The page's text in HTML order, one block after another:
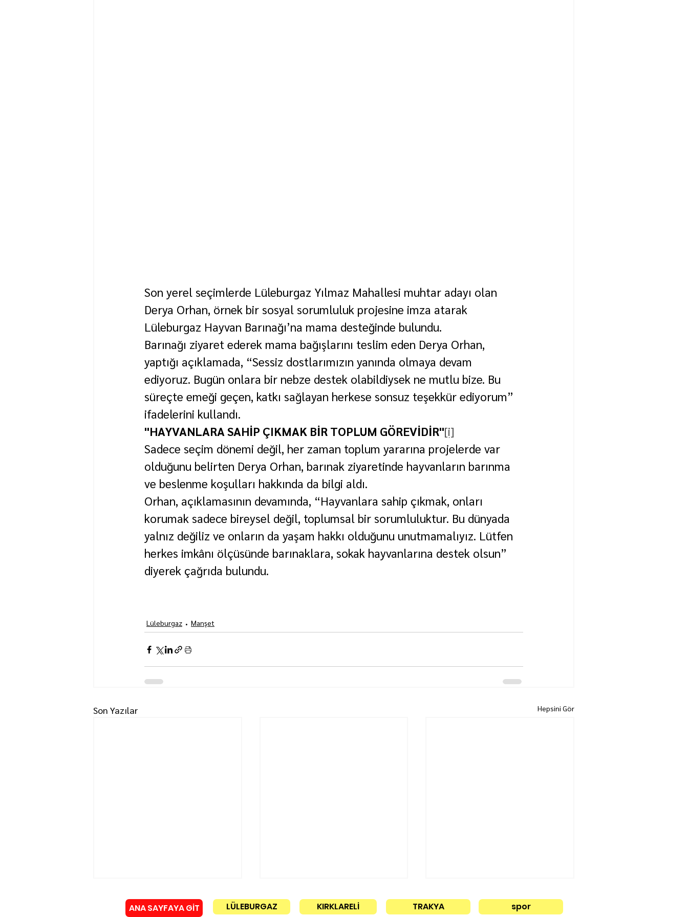
Son yerel seçimlerde Lüleburgaz Yılmaz Mahallesi muhtar adayı olan
Derya Orhan, örnek bir sosyal sorumluluk projesine imza atarak
Lüleburgaz Hayvan Barınağı’na mama desteğinde bulundu.
Barınağı ziyaret ederek mama bağışlarını teslim eden Derya Orhan,
yaptığı açıklamada, “Sessiz dostlarımızın yanında olmaya devam
ediyoruz. Bugün onlara bir nebze destek olabildiysek ne mutlu bize. Bu
süreçte emeği geçen, katkı sağlayan herkese sonsuz teşekkür ediyorum”
ifadelerini kullandı.
"HAYVANLARA SAHİP ÇIKMAK BİR TOPLUM GÖREVİDİR"[i]
Sadece seçim dönemi değil, her zaman toplum yararına projelerde var
olduğunu belirten Derya Orhan, barınak ziyaretinde hayvanların barınma
ve beslenme koşulları hakkında da bilgi aldı.
Orhan, açıklamasının devamında, “Hayvanlara sahip çıkmak, onları
korumak sadece bireysel değil, toplumsal bir sorumluluktur. Bu dünyada
yalnız değiliz ve onların da yaşam hakkı olduğunu unutmamalıyız. Lütfen
herkes imkânı ölçüsünde barınaklara, sokak hayvanlarına destek olsun”
diyerek çağrıda bulundu.
Lüleburgaz Manşet
Son Yazılar Hepsini Gör
ANA SAYFAYA GİT LÜLEBURGAZ KIRKLARELİ TRAKYA spor